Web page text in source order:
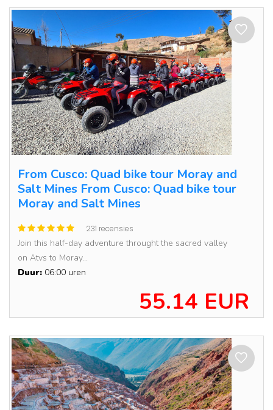
From Cusco: Quad bike tour Moray and
Salt Mines From Cusco: Quad bike tour
Moray and Salt Mines
231 recensies
Join this half-day adventure throught the sacred valley
on Atvs to Moray...
Duur: 06:00 uren
55.14 EUR